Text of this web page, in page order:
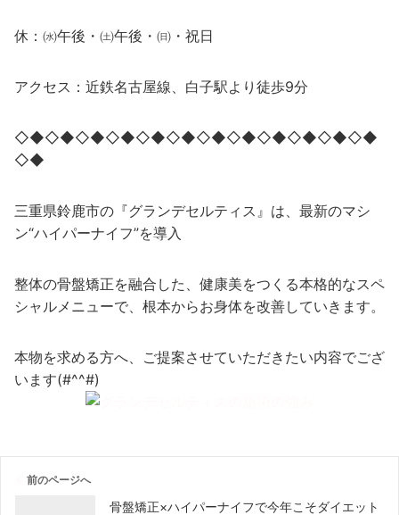
休：㈬午後・㈯午後・㈰・祝日
アクセス：近鉄名古屋線、白子駅より徒歩9分
◇◆◇◆◇◆◇◆◇◆◇◆◇◆◇◆◇◆◇◆◇◆◇◆
◇◆
三重県鈴鹿市の『グランデセルティス』は、最新のマシ
ン“ハイパーナイフ”を導入
整体の骨盤矯正を融合した、健康美をつくる本格的なスペ
シャルメニューで、根本からお身体を改善していきます。
本物を求める方へ、ご提案させていただきたい内容でござ
います(#^^#)
前のページへ
骨盤矯正×ハイパーナイフで今年こそダイエット